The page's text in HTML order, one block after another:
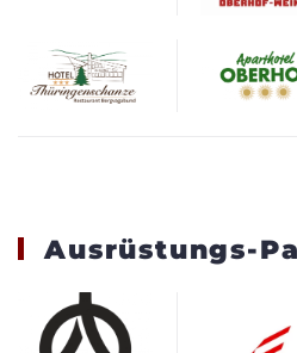
Ausrüstungs-